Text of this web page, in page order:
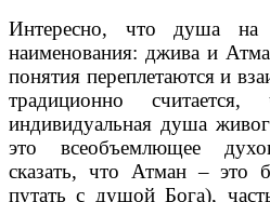
Интересно, что душа на
наименования: джива и
понятия переплетаются и
традиционно
индивидуальная душа
это всеобъемлющее
сказать, что Атман – это
путать с душой Бога),